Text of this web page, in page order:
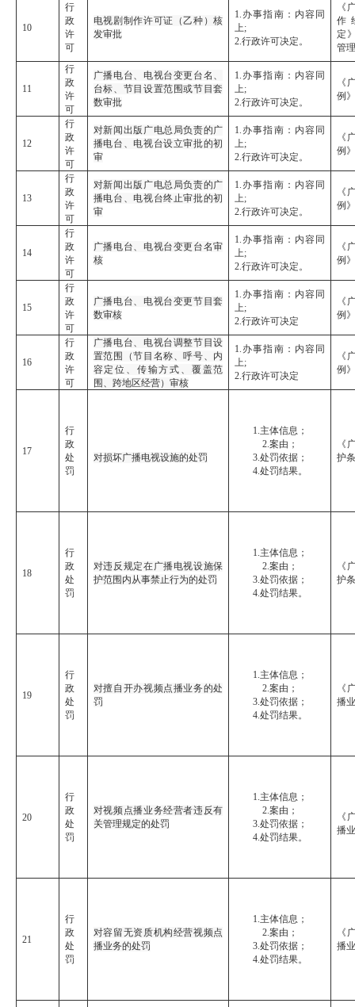
10
行
政
许
可
电视剧制作许可证（乙种）核
发审批
1.办事指南：内容同
上;
2.行政许可决定。
《
作
定
管
11
行
政
许
可
广播电台、电视台变更台名、
台标、节目设置范围或节目套
数审批
1.办事指南：内容同
上;
2.行政许可决定。
《
例》
12
行
政
许
可
对新闻出版广电总局负责的广
播电台、电视台设立审批的初
审
1.办事指南：内容同
上;
2.行政许可决定。
《
例》
13
行
政
许
可
对新闻出版广电总局负责的广
播电台、电视台终止审批的初
审
1.办事指南：内容同
上;
2.行政许可决定。
《
例》
14
行
政
许
可
广播电台、电视台变更台名审
核
1.办事指南：内容同
上;
2.行政许可决定。
《
例》
15
行
政
许
可
广播电台、电视台变更节目套
数审核
1.办事指南：内容同
上;
2.行政许可决定
《
例》
16
行
政
许
可
广播电台、电视台调整节目设
置范围（节目名称、呼号、内
容定位、传输方式、覆盖范
围、跨地区经营）审核
1.办事指南：内容同
上;
2.行政许可决定
《
例》
17
行
政
处
罚
对损坏广播电视设施的处罚
1.主体信息；
2.案由；
3.处罚依据；
4.处罚结果。
《
护
18
行
政
处
罚
对违反规定在广播电视设施保
护范围内从事禁止行为的处罚
1.主体信息；
2.案由；
3.处罚依据；
4.处罚结果。
《
护
19
行
政
处
罚
对擅自开办视频点播业务的处
罚
1.主体信息；
2.案由；
3.处罚依据；
4.处罚结果。
《
播
20
行
政
处
罚
对视频点播业务经营者违反有
关管理规定的处罚
1.主体信息；
2.案由；
3.处罚依据；
4.处罚结果。
《
播
21
行
政
处
罚
对容留无资质机构经营视频点
播业务的处罚
1.主体信息；
2.案由；
3.处罚依据；
4.处罚结果。
《
播